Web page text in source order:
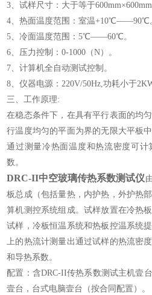
3、试样尺寸：大于等于
4、热面温度范围：室温+10℃——90℃
5、冷面温度范围：5℃——60℃。
6、压力控制：0-1000（N）。
7、计算机全自动测试控制。
8、仪器电源：220V/50Hz,功耗小于
三、工作原理:
在稳态条件下，在具有平行表面的均
行温度均匀的平面为界的无限大平板
通过测量冷热面温度和热流密度可
数。
DRC-II中空玻璃传热系数测试仪
板总成（包括量热，内护热，外护热
算机测控系统组成。试样放置在冷热
试样，冷板恒温系统和热板控温系统
上的热流计测量出通过试样的热流密
和导热系数。
配置：含DRC-II传热系数测试主机壹
壹台，台式电脑壹台（按合同配置）。